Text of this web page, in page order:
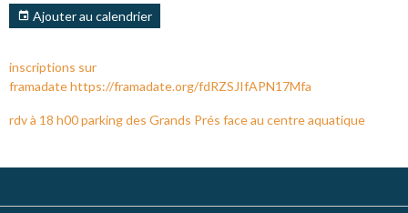
Ajouter au calendrier
inscriptions sur
framadate https://framadate.org/fdRZSJIfAPN17Mfa
rdv à 18 h00 parking des Grands Prés face au centre aquatique